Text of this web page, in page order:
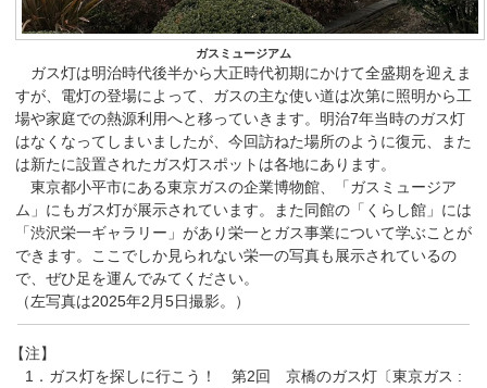
ガスミュージアム
ガス灯は明治時代後半から大正時代初期にかけて全盛期を迎えま
すが、電灯の登場によって、ガスの主な使い道は次第に照明から工
場や家庭での熱源利用へと移っていきます。明治7年当時のガス灯
はなくなってしまいましたが、今回訪ねた場所のように復元、また
は新たに設置されたガス灯スポットは各地にあります。
東京都小平市にある東京ガスの企業博物館、「ガスミュージア
ム」にもガス灯が展示されています。また同館の「くらし館」には
「渋沢栄一ギャラリー」があり栄一とガス事業について学ぶことが
できます。ここでしか見られない栄一の写真も展示されているの
で、ぜひ足を運んでみてください。
（左写真は2025年2月5日撮影。）
【注】
1．ガス灯を探しに行こう！ 第2回 京橋のガス灯〔東京ガス :